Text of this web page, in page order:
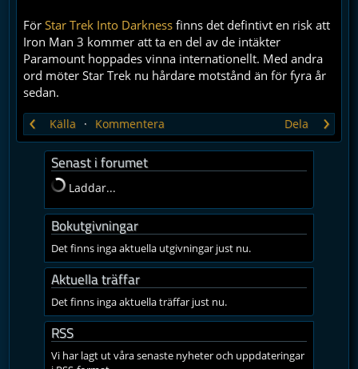
FörStar Trek Into Darkness finns det defintivt en risk att
Iron Man 3 kommer att ta en del av de intäkter
Paramount hoppades vinna internationellt. Med andra
ord möter Star Trek nu hårdare motstånd än för fyra år
sedan.
‹ Källa Kommentera Dela ›
Senast i forumet
Laddar...
Bokutgivningar
Det finns inga aktuella utgivningar just nu.
Aktuella träffar
Det finns inga aktuella träffar just nu.
RSS
Vi har lagt ut våra senaste nyheter och uppdateringar